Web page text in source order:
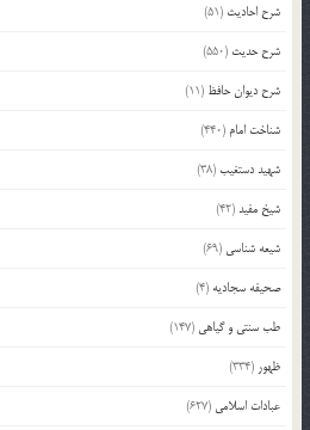
شرح احادیث (51)
شرح حدیث (550)
شرح دیوان حافظ (11)
شناخت امام (440)
شهید دستغیب(38)
شیخ مفید(42)
شیعه شناسی (69)
صحیفه سجادیه (4)
طب سنتی و گیاهی (147)
ظهور (334)
عبادات اسلامی (627)